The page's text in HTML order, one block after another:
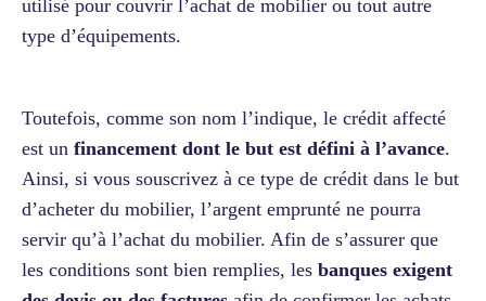
utilisé pour couvrir l’achat de mobilier ou tout autre
type d’équipements.
Toutefois, comme son nom l’indique, le crédit affecté
est un financement dont le but est défini à l’avance.
Ainsi, si vous souscrivez à ce type de crédit dans le but
d’acheter du mobilier, l’argent emprunté ne pourra
servir qu’à l’achat du mobilier. Afin de s’assurer que
les conditions sont bien remplies, les banques exigent